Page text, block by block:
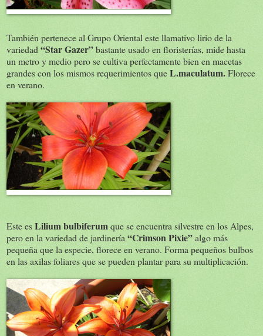
También pertenece al Grupo Oriental este llamativo lirio de la
variedad “Star Gazer”bastante usado en floristerías, mide hasta
un metro y medio pero se cultiva perfectamente bien en macetas
grandes con los mismos requerimientos queL.maculatum.Florece
en verano.
Este esLilium bulbiferumque se encuentra silvestre en los Alpes,
pero en la variedad de jardinería “Crimson Pixie”algo más
pequeña que la especie, florece en verano. Forma pequeños bulbos
en las axilas foliares que se pueden plantar para su multiplicación.